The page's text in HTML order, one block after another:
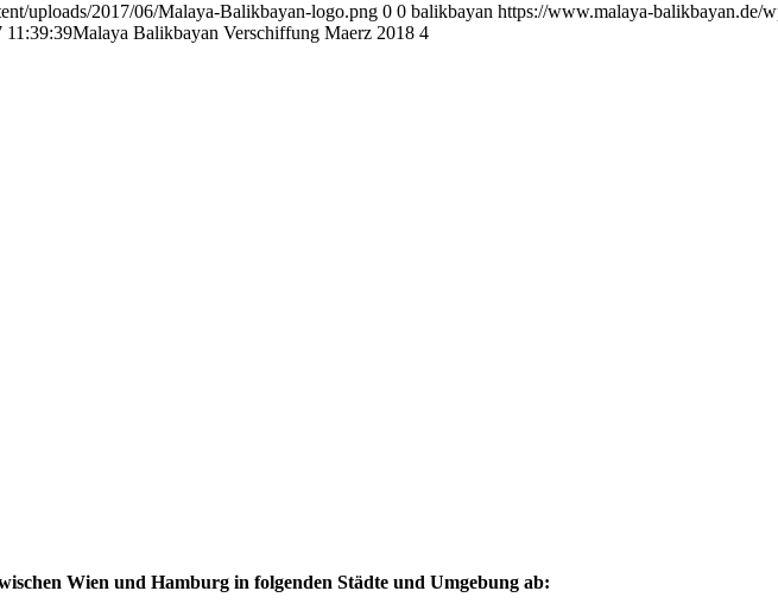
uploads/2017/06/Malaya-Balikbayan-logo.png 0 0 balikbayan https://www.malaya-balikbayan.de/
11:39:39Malaya Balikbayan Verschiffung Maerz 2018 4
Wien und Hamburg in folgenden Städte und Umgebung ab: